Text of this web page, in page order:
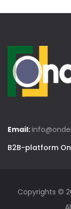
Email:
B2B-platform
Copyrights ©